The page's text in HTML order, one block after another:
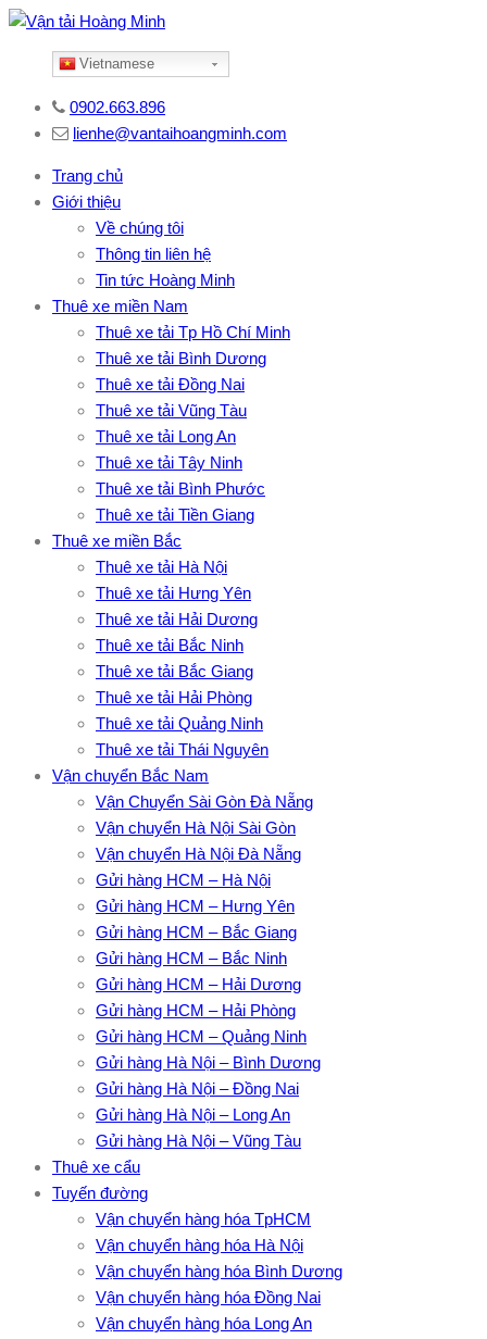
Vietnamese
0902.663.896
lienhe@vantaihoangminh.com
Trang chủ
Giới thiệu
Về chúng tôi
Thông tin liên hệ
Tin tức Hoàng Minh
Thuê xe miền Nam
Thuê xe tải Tp Hồ Chí Minh
Thuê xe tải Bình Dương
Thuê xe tải Đồng Nai
Thuê xe tải Vũng Tàu
Thuê xe tải Long An
Thuê xe tải Tây Ninh
Thuê xe tải Bình Phước
Thuê xe tải Tiền Giang
Thuê xe miền Bắc
Thuê xe tải Hà Nội
Thuê xe tải Hưng Yên
Thuê xe tải Hải Dương
Thuê xe tải Bắc Ninh
Thuê xe tải Bắc Giang
Thuê xe tải Hải Phòng
Thuê xe tải Quảng Ninh
Thuê xe tải Thái Nguyên
Vận chuyển Bắc Nam
Vận Chuyển Sài Gòn Đà Nẵng
Vận chuyển Hà Nội Sài Gòn
Vận chuyển Hà Nội Đà Nẵng
Gửi hàng HCM – Hà Nội
Gửi hàng HCM – Hưng Yên
Gửi hàng HCM – Bắc Giang
Gửi hàng HCM – Bắc Ninh
Gửi hàng HCM – Hải Dương
Gửi hàng HCM – Hải Phòng
Gửi hàng HCM – Quảng Ninh
Gửi hàng Hà Nội – Bình Dương
Gửi hàng Hà Nội – Đồng Nai
Gửi hàng Hà Nội – Long An
Gửi hàng Hà Nội – Vũng Tàu
Thuê xe cẩu
Tuyến đường
Vận chuyển hàng hóa TpHCM
Vận chuyển hàng hóa Hà Nội
Vận chuyển hàng hóa Bình Dương
Vận chuyển hàng hóa Đồng Nai
Vận chuyển hàng hóa Long An